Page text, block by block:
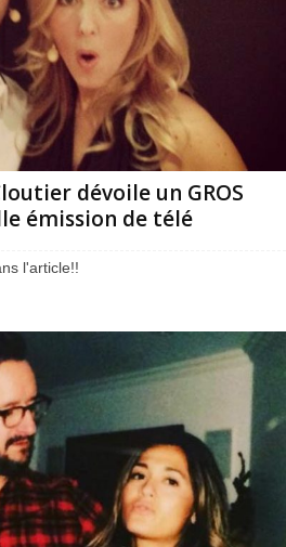
dévoile un GROS
émission de télé
l'article!!